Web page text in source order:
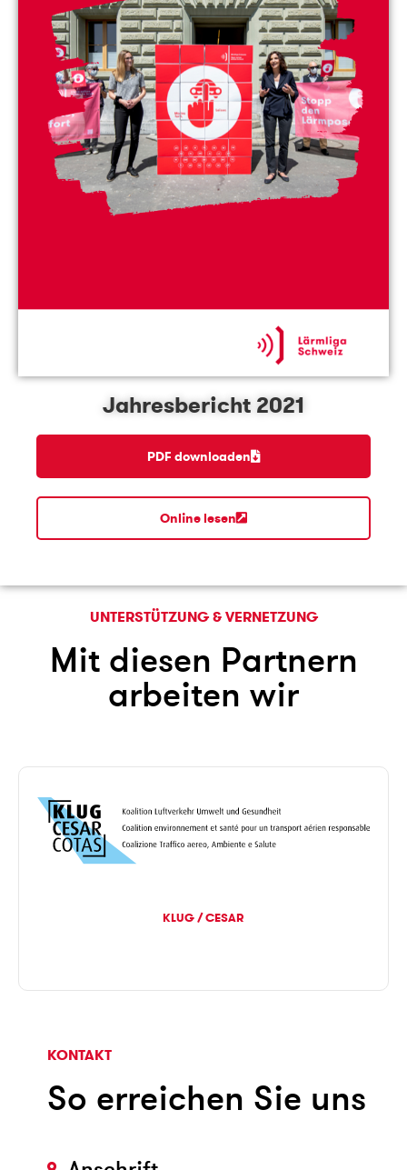
Jahresbericht 2021
PDF downloaden
Online lesen
UNTERSTÜTZUNG & VERNETZUNG
Mit diesen Partnern
arbeiten wir
KLUG / CESAR
KONTAKT
So erreichen Sie uns